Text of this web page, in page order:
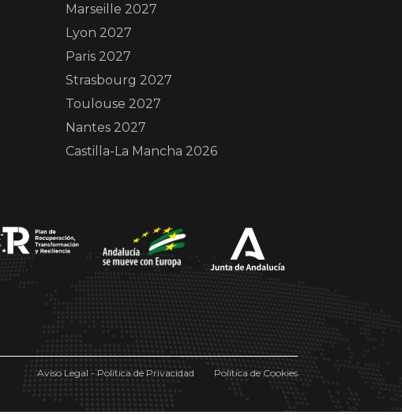
Marseille 2027
Lyon 2027
Paris 2027
Strasbourg 2027
Toulouse 2027
Nantes 2027
Castilla-La Mancha 2026
Aviso Legal - Política de Privacidad Política de Cookies